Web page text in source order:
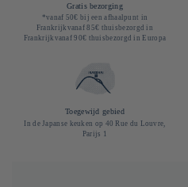
Gratis bezorging
*vanaf 50€ bij een afhaalpunt in
Frankrijkvanaf 85€ thuisbezorgd in
Frankrijkvanaf 90€ thuisbezorgd in Europa
Toegewijd gebied
In de Japanse keuken op 40 Rue du Louvre,
Parijs 1